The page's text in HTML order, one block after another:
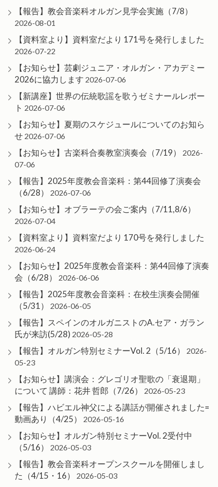
【報告】教会音楽科オルガン見学会実施（7/8）
2026-08-01
【資料室より】資料室だより 171号を発行しました
2026-07-22
【お知らせ】芸劇ジュニア・オルガン・アカデミー
2026に協力します 2026-07-06
【新講座】世界の伝統歌謡を歌うゼミナールレポー
ト 2026-07-06
【お知らせ】夏期のスケジュールについてのお知ら
せ 2026-07-06
【お知らせ】古楽科合奏教室演奏会（7/19）
2026-
07-06
【報告】2025年度教会音楽科：第44回修了演奏会
（6/28）
2026-07-06
【お知らせ】オブラーテの会ご案内（7/11,8/6）
2026-07-04
【資料室より】資料室だより 170号を発行しました
2026-06-24
【お知らせ】2025年度教会音楽科：第44回修了演奏
会（6/28）
2026-06-06
【報告】2025年度教会音楽科：在校生演奏会開催
（5/31）
2026-06-05
【報告】スペインのオルガニストのA.セア・ガラン
氏が来訪(5/28) 2026-05-28
【報告】オルガン特別セミナーVol. 2（5/16）
2026-
05-23
【お知らせ】講演会：グレゴリオ聖歌の「衰退期」
について 講師：花井 哲郎（7/26）
2026-05-23
【報告】ハビエル神父による講話が開催されました=
動画あり（4/25）
2026-05-16
【お知らせ】オルガン特別セミナーVol. 2受付中
（5/16）
2026-05-03
【報告】教会音楽科オープンスクールを開催しまし
た（4/15・16）
2026-05-03